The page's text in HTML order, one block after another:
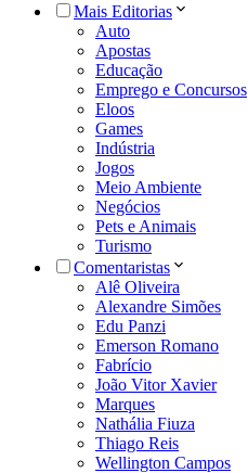
Mais Editorias
Auto
Apostas
Educação
Emprego e Concursos
Eloos
Games
Indústria
Jogos
Meio Ambiente
Negócios
Pets e Animais
Turismo
Comentaristas
Alê Oliveira
Alexandre Simões
Edu Panzi
Emerson Romano
Fabrício
João Vitor Xavier
Marques
Nathália Fiuza
Thiago Reis
Wellington Campos